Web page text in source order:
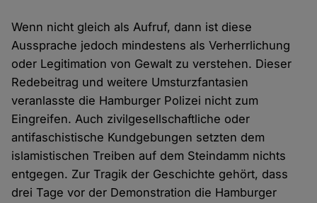
Wenn nicht gleich als Aufruf, dann ist diese
Aussprache jedoch mindestens als Verherrlichung
oder Legitimation von Gewalt zu verstehen. Dieser
Redebeitrag und weitere Umsturzfantasien
veranlasste die Hamburger Polizei nicht zum
Eingreifen. Auch zivilgesellschaftliche oder
antifaschistische Kundgebungen setzten dem
islamistischen Treiben auf dem Steindamm nichts
entgegen. Zur Tragik der Geschichte gehört, dass
drei Tage vor der Demonstration die Hamburger